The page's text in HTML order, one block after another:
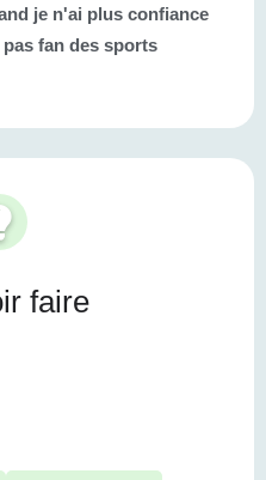
je n'ai plus confiance
fan des sports
faire